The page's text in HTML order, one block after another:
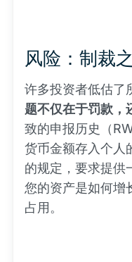
风险：制裁
许多投资者低估了
题不仅在于罚款，
致的申报历史（
货币金额存入个人
的规定，要求提供
您的资产是如何增
占用。